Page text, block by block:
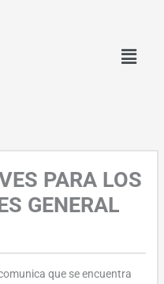
PARA LOS
GENERAL
que se encuentra